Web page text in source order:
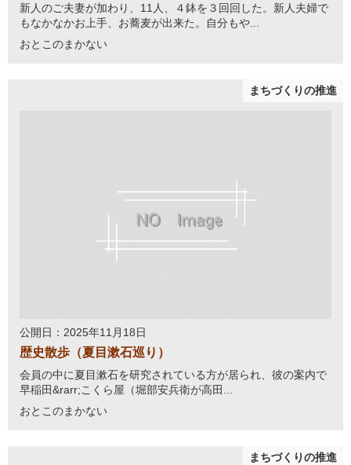
新人のご夫妻が加わり、11人、４鉢を３回回した。新人夫婦で
もなかなかお上手、お蕎麦が出来た。自分もや...
おとこのまかない
まちづくりの推進
公開日：2025年11月18日
歴史散歩（夏目漱石巡り）
会員の中に夏目漱石を研究されている方が居られ、彼の案内で
早稲田&rarr;こくら屋（堀部安兵衛が高田...
おとこのまかない
まちづくりの推進